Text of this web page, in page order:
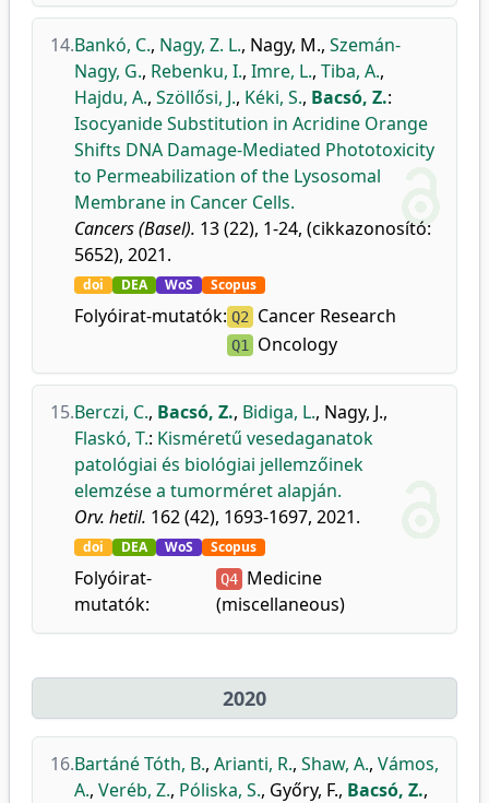
14.Bankó, C., Nagy, Z. L., Nagy, M., Szemán-
Nagy, G., Rebenku, I., Imre, L., Tiba, A.,
Hajdu, A., Szöllősi, J., Kéki, S., Bacsó, Z.:
Isocyanide Substitution in Acridine Orange
Shifts DNA Damage-Mediated Phototoxicity
to Permeabilization of the Lysosomal
Membrane in Cancer Cells.
Cancers (Basel). 13 (22), 1-24, (cikkazonosító:
5652), 2021.
doi DEA WoS Scopus
Folyóirat-mutatók: Q2 Cancer Research
Q1 Oncology
15.Berczi, C., Bacsó, Z., Bidiga, L., Nagy, J.,
Flaskó, T.: Kisméretű vesedaganatok
patológiai és biológiai jellemzőinek
elemzése a tumorméret alapján.
Orv. hetil. 162 (42), 1693-1697, 2021.
doi DEA WoS Scopus
Folyóirat-
mutatók:
Q4 Medicine
(miscellaneous)
2020
16.Bartáné Tóth, B., Arianti, R., Shaw, A., Vámos,
A., Veréb, Z., Póliska, S., Győry, F., Bacsó, Z.,